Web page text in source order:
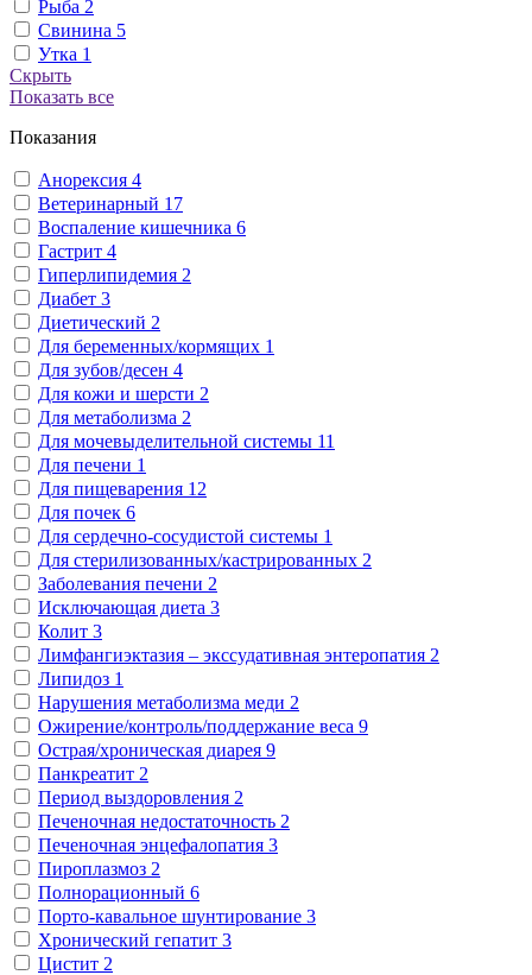
Рыба 2
Свинина 5
Утка 1
Скрыть
Показать все
Показания
Анорексия 4
Ветеринарный 17
Воспаление кишечника 6
Гастрит 4
Гиперлипидемия 2
Диабет 3
Диетический 2
Для беременных/кормящих 1
Для зубов/десен 4
Для кожи и шерсти 2
Для метаболизма 2
Для мочевыделительной системы 11
Для печени 1
Для пищеварения 12
Для почек 6
Для сердечно-сосудистой системы 1
Для стерилизованных/кастрированных 2
Заболевания печени 2
Исключающая диета 3
Колит 3
Лимфангиэктазия – экссудативная энтеропатия 2
Липидоз 1
Нарушения метаболизма меди 2
Ожирение/контроль/поддержание веса 9
Острая/хроническая диарея 9
Панкреатит 2
Период выздоровления 2
Печеночная недостаточность 2
Печеночная энцефалопатия 3
Пироплазмоз 2
Полнорационный 6
Порто-кавальное шунтирование 3
Хронический гепатит 3
Цистит 2